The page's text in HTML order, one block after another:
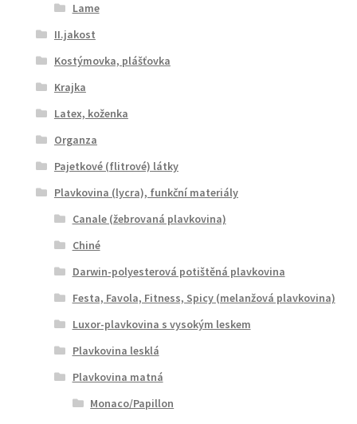
Lame
II.jakost
Kostýmovka, plášťovka
Krajka
Latex, koženka
Organza
Pajetkové (flitrové) látky
Plavkovina (lycra), funkční materiály
Canale (žebrovaná plavkovina)
Chiné
Darwin-polyesterová potištěná plavkovina
Festa, Favola, Fitness, Spicy (melanžová plavkovina)
Luxor-plavkovina s vysokým leskem
Plavkovina lesklá
Plavkovina matná
Monaco/Papillon